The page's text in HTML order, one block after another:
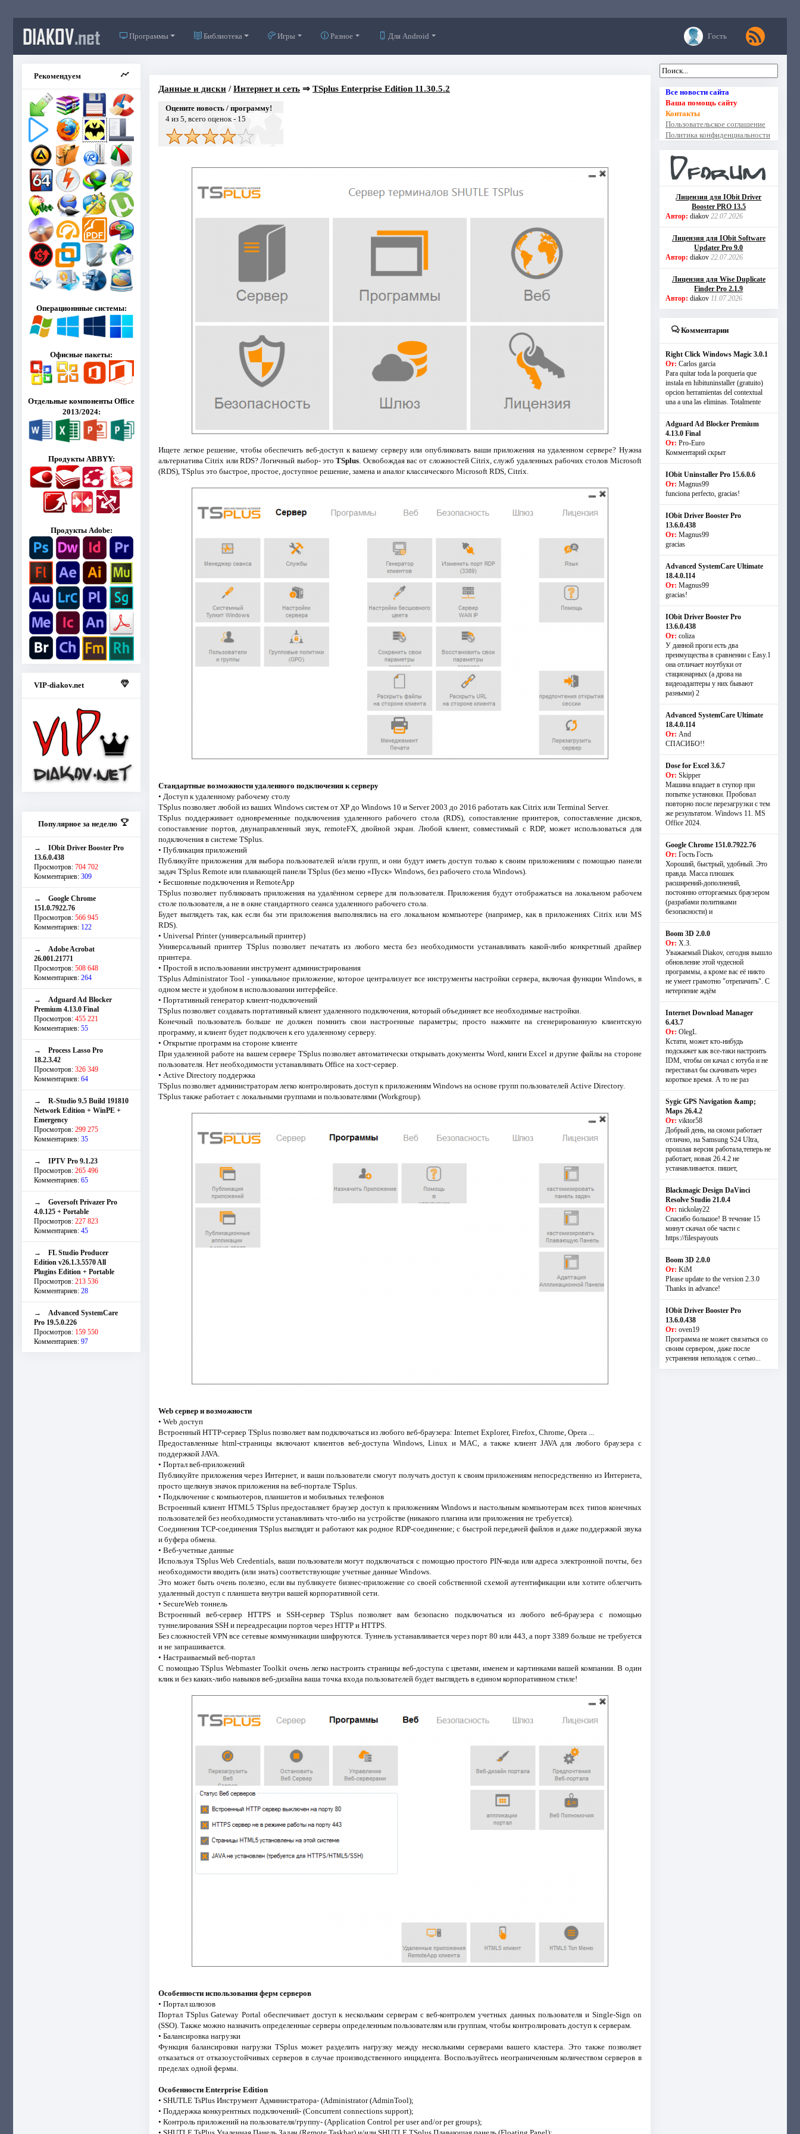
DIAKOV.net Программы Библиотека Игры Разное Для Android Гость
Рекомендуем
Операционнные системы:
Офисные пакеты:
Отдельные компоненты Office
2013/2024:
Продукты ABBYY:
Продукты Adobe:
VIP-diakov.net
Популярное за неделю
→ IObit Driver Booster Pro
13.6.0.438
Просмотров: 704 702
Комментариев: 309
→ Google Chrome
151.0.7922.76
Просмотров: 566 945
Комментариев: 122
→ Adobe Acrobat
26.001.21771
Просмотров: 508 648
Комментариев: 264
→ Adguard Ad Blocker
Premium 4.13.0 Final
Просмотров: 455 221
Комментариев: 55
→ Process Lasso Pro
18.2.3.42
Просмотров: 326 349
Комментариев: 64
→ R-Studio 9.5 Build 191810
Network Edition + WinPE +
Emergency
Просмотров: 299 275
Комментариев: 35
→ IPTV Pro 9.1.23
Просмотров: 265 496
Комментариев: 65
→ Goversoft Privazer Pro
4.0.125 + Portable
Просмотров: 227 823
Комментариев: 45
→ FL Studio Producer
Edition v26.1.3.5570 All
Plugins Edition + Portable
Просмотров: 213 536
Комментариев: 28
→ Advanced SystemCare
Pro 19.5.0.226
Просмотров: 159 550
Комментариев: 97
Данные и диски/Интернет и сеть⇒ TSplus Enterprise Edition 11.30.5.2
Оцените новость / программу!
4из 5, всего оценок - 15
Ищете легкое решение, чтобы обеспечить веб-доступ к вашему серверу или опубликовать ваши приложения на удаленном сервере? Нужна
альтернатива Citrix или RDS? Логичный выбор- этоTSplus . Освобождая вас от сложностей Citrix, служб удаленных рабочих столов Microsoft
(RDS), TSplus это быстрое, простое, доступное решение, замена и аналог классического Microsoft RDS, Citrix.
Стандартные возможности удаленного подключения к серверу
• Доступ к удаленному рабочему столу
TSplus позволяет любой из ваших Windows систем от XP до Windows 10 и Server 2003 до 2016 работать как Citrix или Terminal Server.
TSplus поддерживает одновременные подключения удаленного рабочего стола (RDS), сопоставление принтеров, сопоставление дисков,
сопоставление портов, двунаправленный звук, remoteFX, двойной экран. Любой клиент, совместимый с RDP, может использоваться для
подключения в системе TSplus.
• Публикация приложений
Публикуйте приложения для выбора пользователей и/или групп, и они будут иметь доступ только к своим приложениям с помощью панели
задач TSplus Remote или плавающей панели TSplus (без меню «Пуск» Windows, без рабочего стола Windows).
• Бесшовные подключения и RemoteApp
TSplus позволяет публиковать приложения на удалённом сервере для пользователя. Приложения будут отображаться на локальном рабочем
столе пользователя, а не в окне стандартного сеанса удаленного рабочего стола.
Будет выглядеть так, как если бы эти приложения выполнялись на его локальном компьютере (например, как в приложениях Citrix или MS
RDS).
• Universal Printer (универсальный принтер)
Универсальный принтер TSplus позволяет печатать из любого места без необходимости устанавливать какой-либо конкретный драйвер
принтера.
• Простой в использовании инструмент администрирования
TSplus Administrator Tool - уникальное приложение, которое централизует все инструменты настройки сервера, включая функции Windows, в
одном месте и удобном в использовании интерфейсе.
• Портативный генератор клиент-подключений
TSplus позволяет создавать портативный клиент удаленного подключения, который объединяет все необходимые настройки.
Конечный пользователь больше не должен помнить свои настроенные параметры; просто нажмите на сгенерированную клиентскую
программу, и клиент будет подключен к его удаленному серверу.
• Открытие программ на стороне клиенте
При удаленной работе на вашем сервере TSplus позволяет автоматически открывать документы Word, книги Excel и другие файлы на стороне
пользователя. Нет необходимости устанавливать Office на хост-сервер.
• Active Directory поддержка
TSplus позволяет администраторам легко контролировать доступ к приложениям Windows на основе групп пользователей Active Directory.
TSplus также работает с локальными группами и пользователями (Workgroup).
Web сервер и возможности
• Web доступ
Встроенный HTTP-сервер TSplus позволяет вам подключаться из любого веб-браузера: Internet Explorer, Firefox, Chrome, Opera ...
Предоставленные html-страницы включают клиентов веб-доступа Windows, Linux и MAC, а также клиент JAVA для любого браузера с
поддержкой JAVA.
• Портал веб-приложений
Публикуйте приложения через Интернет, и ваши пользователи смогут получать доступ к своим приложениям непосредственно из Интернета,
просто щелкнув значок приложения на веб-портале TSplus.
• Подключение с компьютеров, планшетов и мобильных телефонов
Встроенный клиент HTML5 TSplus предоставляет браузер доступ к приложениям Windows и настольным компьютерам всех типов конечных
пользователей без необходимости устанавливать что-либо на устройстве (никакого плагина или приложения не требуется).
Соединения TCP-соединения TSplus выглядят и работают как родное RDP-соединение; с быстрой передачей файлов и даже поддержкой звука
и буфера обмена.
• Веб-учетные данные
Используя TSplus Web Credentials, ваши пользователи могут подключаться с помощью простого PIN-кода или адреса электронной почты, без
необходимости вводить (или знать) соответствующие учетные данные Windows.
Это может быть очень полезно, если вы публикуете бизнес-приложение со своей собственной схемой аутентификации или хотите облегчить
удаленный доступ с планшета внутри вашей корпоративной сети.
• SecureWeb тоннель
Встроенный веб-сервер HTTPS и SSH-сервер TSplus позволяет вам безопасно подключаться из любого веб-браузера с помощью
туннелирования SSH и переадресации портов через HTTP и HTTPS.
Без сложностей VPN все сетевые коммуникации шифруются. Туннель устанавливается через порт 80 или 443, а порт 3389 больше не требуется
и не запрашивается.
• Настраиваемый веб-портал
С помощью TSplus Webmaster Toolkit очень легко настроить страницы веб-доступа с цветами, именем и картинками вашей компании. В один
клик и без каких-либо навыков веб-дизайна ваша точка входа пользователей будет выглядеть в едином корпоративном стиле!
Особенности использования ферм серверов
• Портал шлюзов
Портал TSplus Gateway Portal обеспечивает доступ к нескольким серверам с веб-контролем учетных данных пользователя и Single-Sign on
(SSO). Также можно назначить определенные серверы определенным пользователям или группам, чтобы контролировать доступ к серверам.
• Балансировка нагрузки
Функция балансировки нагрузки TSplus может разделить нагрузку между несколькими серверами вашего кластера. Это также позволяет
отказаться от отказоустойчивых серверов в случае производственного инцидента. Воспользуйтесь неограниченным количеством серверов в
пределах одной фермы.
Особенности Enterprise Edition
• SHUTLE TsPlus Инструмент Администратора- (Administrator (AdminTool);
• Поддержка конкурентных подключений- (Concurrent connections support);
• Контроль приложений на пользователя/группу- (Application Control per user and/or per groups);
Все новости сайта
Ваша помощь сайту
Контакты
Пользовательское соглашение
Политика конфиденциальности
Лицензия для IObit Driver
Booster PRO 13.5
Автор: diakov 22.07.2026
Лицензия для IObit Software
Updater Pro 9.0
Автор: diakov 22.07.2026
Лицензия для Wise Duplicate
Finder Pro 2.1.9
Автор: diakov 11.07.2026
Комментарии
Right Click Windows Magic 3.0.1
От: Carlos garcia
Para quitar toda la porqueria que
instala en hibituninstaller (gratuito)
opcion herramientas del contextual
una a una las eliminas. Totalmente
Adguard Ad Blocker Premium
4.13.0 Final
От: Pro-Euro
Комментарий скрыт
IObit Uninstaller Pro 15.6.0.6
От: Magnus99
funciona perfecto, gracias!
IObit Driver Booster Pro
13.6.0.438
От: Magnus99
gracias
Advanced SystemCare Ultimate
18.4.0.114
От: Magnus99
gracias!
IObit Driver Booster Pro
13.6.0.438
От: coliza
У данной проги есть два
преимущества в сравнении с Easy.1
она отличает ноутбуки от
стационарных (а дрова на
видеоадаптеры у них бывают
разными) 2
Advanced SystemCare Ultimate
18.4.0.114
От: And
СПАСИБО!!
Dose for Excel 3.6.7
От: Skipper
Машина впадает в ступор при
попытке установки. Пробовал
повторно после перезагрузки с тем
же результатом. Windows 11. MS
Offiсe 2024.
Google Chrome 151.0.7922.76
От: Гость Гость
Хороший, быстрый, удобный. Это
правда. Масса плюшек
расширений-дополнений,
постоянно отторгаемых браузером
(разрабами политиками
безопасности) и
Boom 3D 2.0.0
От: Х.З.
Уважаемый Diakov, сегодня вышло
обновление этой чудесной
программы, а кроме вас её никто
не умеет грамотно "отрепачить". С
нетерпение ждём
Internet Download Manager
6.43.7
От: OlegL
Кстати, может кто-нибудь
подскажет как все-таки настроить
IDM, чтобы он качал с ютуба и не
переставал бы скачивать через
короткое время. А то не раз
Sygic GPS Navigation &amp;
Maps 26.4.2
От: viktor58
Добрый день, на сяоми работает
отлично, на Samsung S24 Ultra,
прошлая версия работала,теперь не
работает, новая 26.4.2 не
устанавливается. пишет,
Blackmagic Design DaVinci
Resolve Studio 21.0.4
От: nickolay22
Спасибо большое! В течение 15
минут скачал обе части с
https://filespayouts
Boom 3D 2.0.0
От: KiM
Please update to the version 2.3.0
Thanks in advance!
IObit Driver Booster Pro
13.6.0.438
От: oven19
Программа не может связаться со
своим сервером, даже после
устранения неполадок с сетью...